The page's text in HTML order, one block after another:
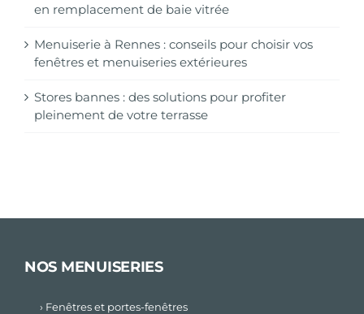
en remplacement de baie vitrée
Menuiserie à Rennes : conseils pour choisir vos
fenêtres et menuiseries extérieures
Stores bannes : des solutions pour profiter
pleinement de votre terrasse
NOS MENUISERIES
› Fenêtres et portes-fenêtres